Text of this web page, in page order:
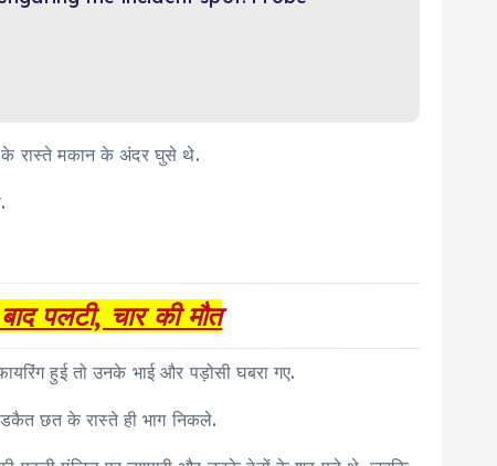
के रास्ते मकान के अंदर घुसे थे.
पलटी, चार की मौत
हुई तो उनके भाई और पड़ोसी घबरा गए.
छत के रास्ते ही भाग निकले.